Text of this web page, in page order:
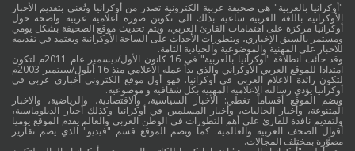
"أوكرانيا بالعربية" هي صحيفة عربية الكترونية تصدر من أوكرانيا وتُعنى بتقديم الأخبار
الأوكرانية باللغة العربية ساعية بذلك الى تكوين صورة اعلامية عربية واضحة حول
أوكرانيا مركزة على اهتمامات القارئ العربي، ويتم تحديث موقع الصحيفة بشكل يومي
ومستمر بالسبق الإخباري، وبتطورات الأحداث على الساحة الأوكرانية ويعتمد في تقديمه
للاخبار على المهنية والموضوعية والحيادية التامة.
وقد جائت انطلاقة "أوكرانيا بالعربية" في 16 كانون الأول/ديسمبر عام 2011م لتكون
امتدادا للموقع العربي الاوكراني والذي بدأ عمله الاعلامي منذ 16 أيلول/سبتمبر 2003م
لتكون رائدة الاعلام العربي في أوكرانيا. فهو أول موقع الكتروني أخباري عربي في
أوكرانيا يؤدي رسالته الاعلامية المهنية بكل شفافية و موضوعية.
ويضم الموقع أقساماً تغطي: الأخبار السياسية، والاقتصادية، والرياضية، والاخبار
المتنوعة، وأخبار الجاليات، وأخبار المسلمين في أوكرانيا وكذلك أخبار الدبلوماسية،
ولتقديم نافذة للقارئ على أهم التطورات في الوطن العربي والعالم يقدم الموقع يوميا
أقوال الصحف العربية والعالمية. كما ويضم الموقع قسم "فيديو" الذي يضم تقارير
مصوَّرة بمختلف المجالات.